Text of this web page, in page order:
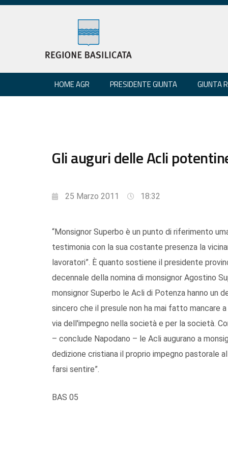
HOME AGR PRESIDENTE GIUNTA GIUNTA
Gli auguri delle Acli
25 Marzo 2011 18:32
“Monsignor Superbo è un punto di riferimento
testimonia con la sua costante presenza la
lavoratori”. È quanto sostiene il presidente
decennale della nomina di monsignor Agostino
monsignor Superbo le Acli di Potenza hanno un
sincero che il presule non ha mai fatto mancare
via dell'impegno nella società e per la società.
– conclude Napodano – le Acli augurano a
dedizione cristiana il proprio impegno pastorale
farsi sentire”.
BAS 05